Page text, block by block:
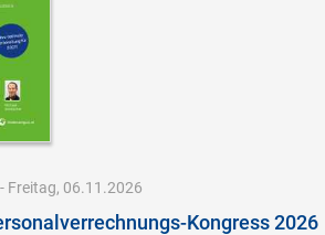
Freitag, 06.11.2026
Kongress 2026